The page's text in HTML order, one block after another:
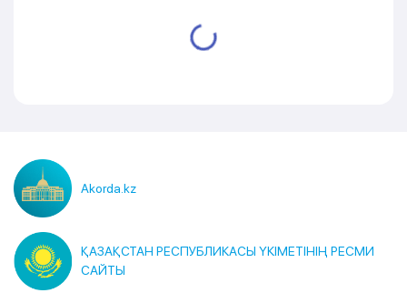
Akorda.kz
ҚАЗАҚСТАН РЕСПУБЛИКАСЫ ҮКІМЕТІНІҢ РЕСМИ
САЙТЫ